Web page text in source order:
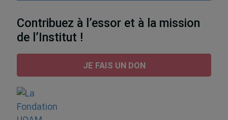
Contribuez à l’essor et à la mission
de l’Institut !
JE FAIS UN DON